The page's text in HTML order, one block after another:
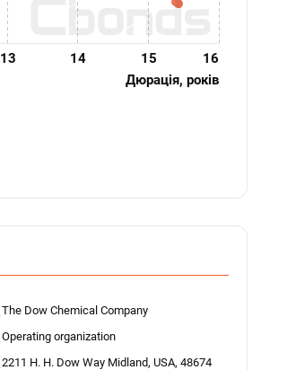
Дюрація, років
13 14 15 16
The Dow Chemical Company
Operating organization
2211 H. H. Dow Way Midland, USA, 48674